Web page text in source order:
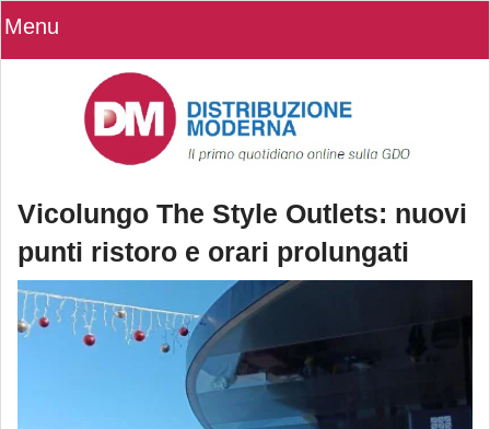
Menu
Vicolungo The Style Outlets: nuovi
punti ristoro e orari prolungati